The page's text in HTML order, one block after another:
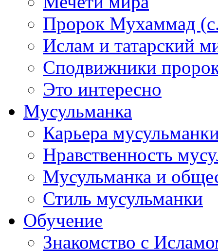
Пророк Мухаммад
Ислам и татарский
Сподвижники
Это интересно
Мусульманка
Карьера
Нравственность
Мусульманка и
Стиль мусульманки
Обучение
Знакомство с